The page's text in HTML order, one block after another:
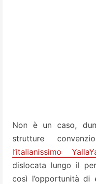
Non è un caso,
strutture
l’italianissimo
dislocata lungo il
così l’opportunità